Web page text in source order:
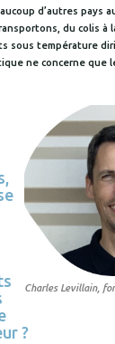
d’autres pays
du colis à
sous température
ne concerne que
Charles Levillain,
?